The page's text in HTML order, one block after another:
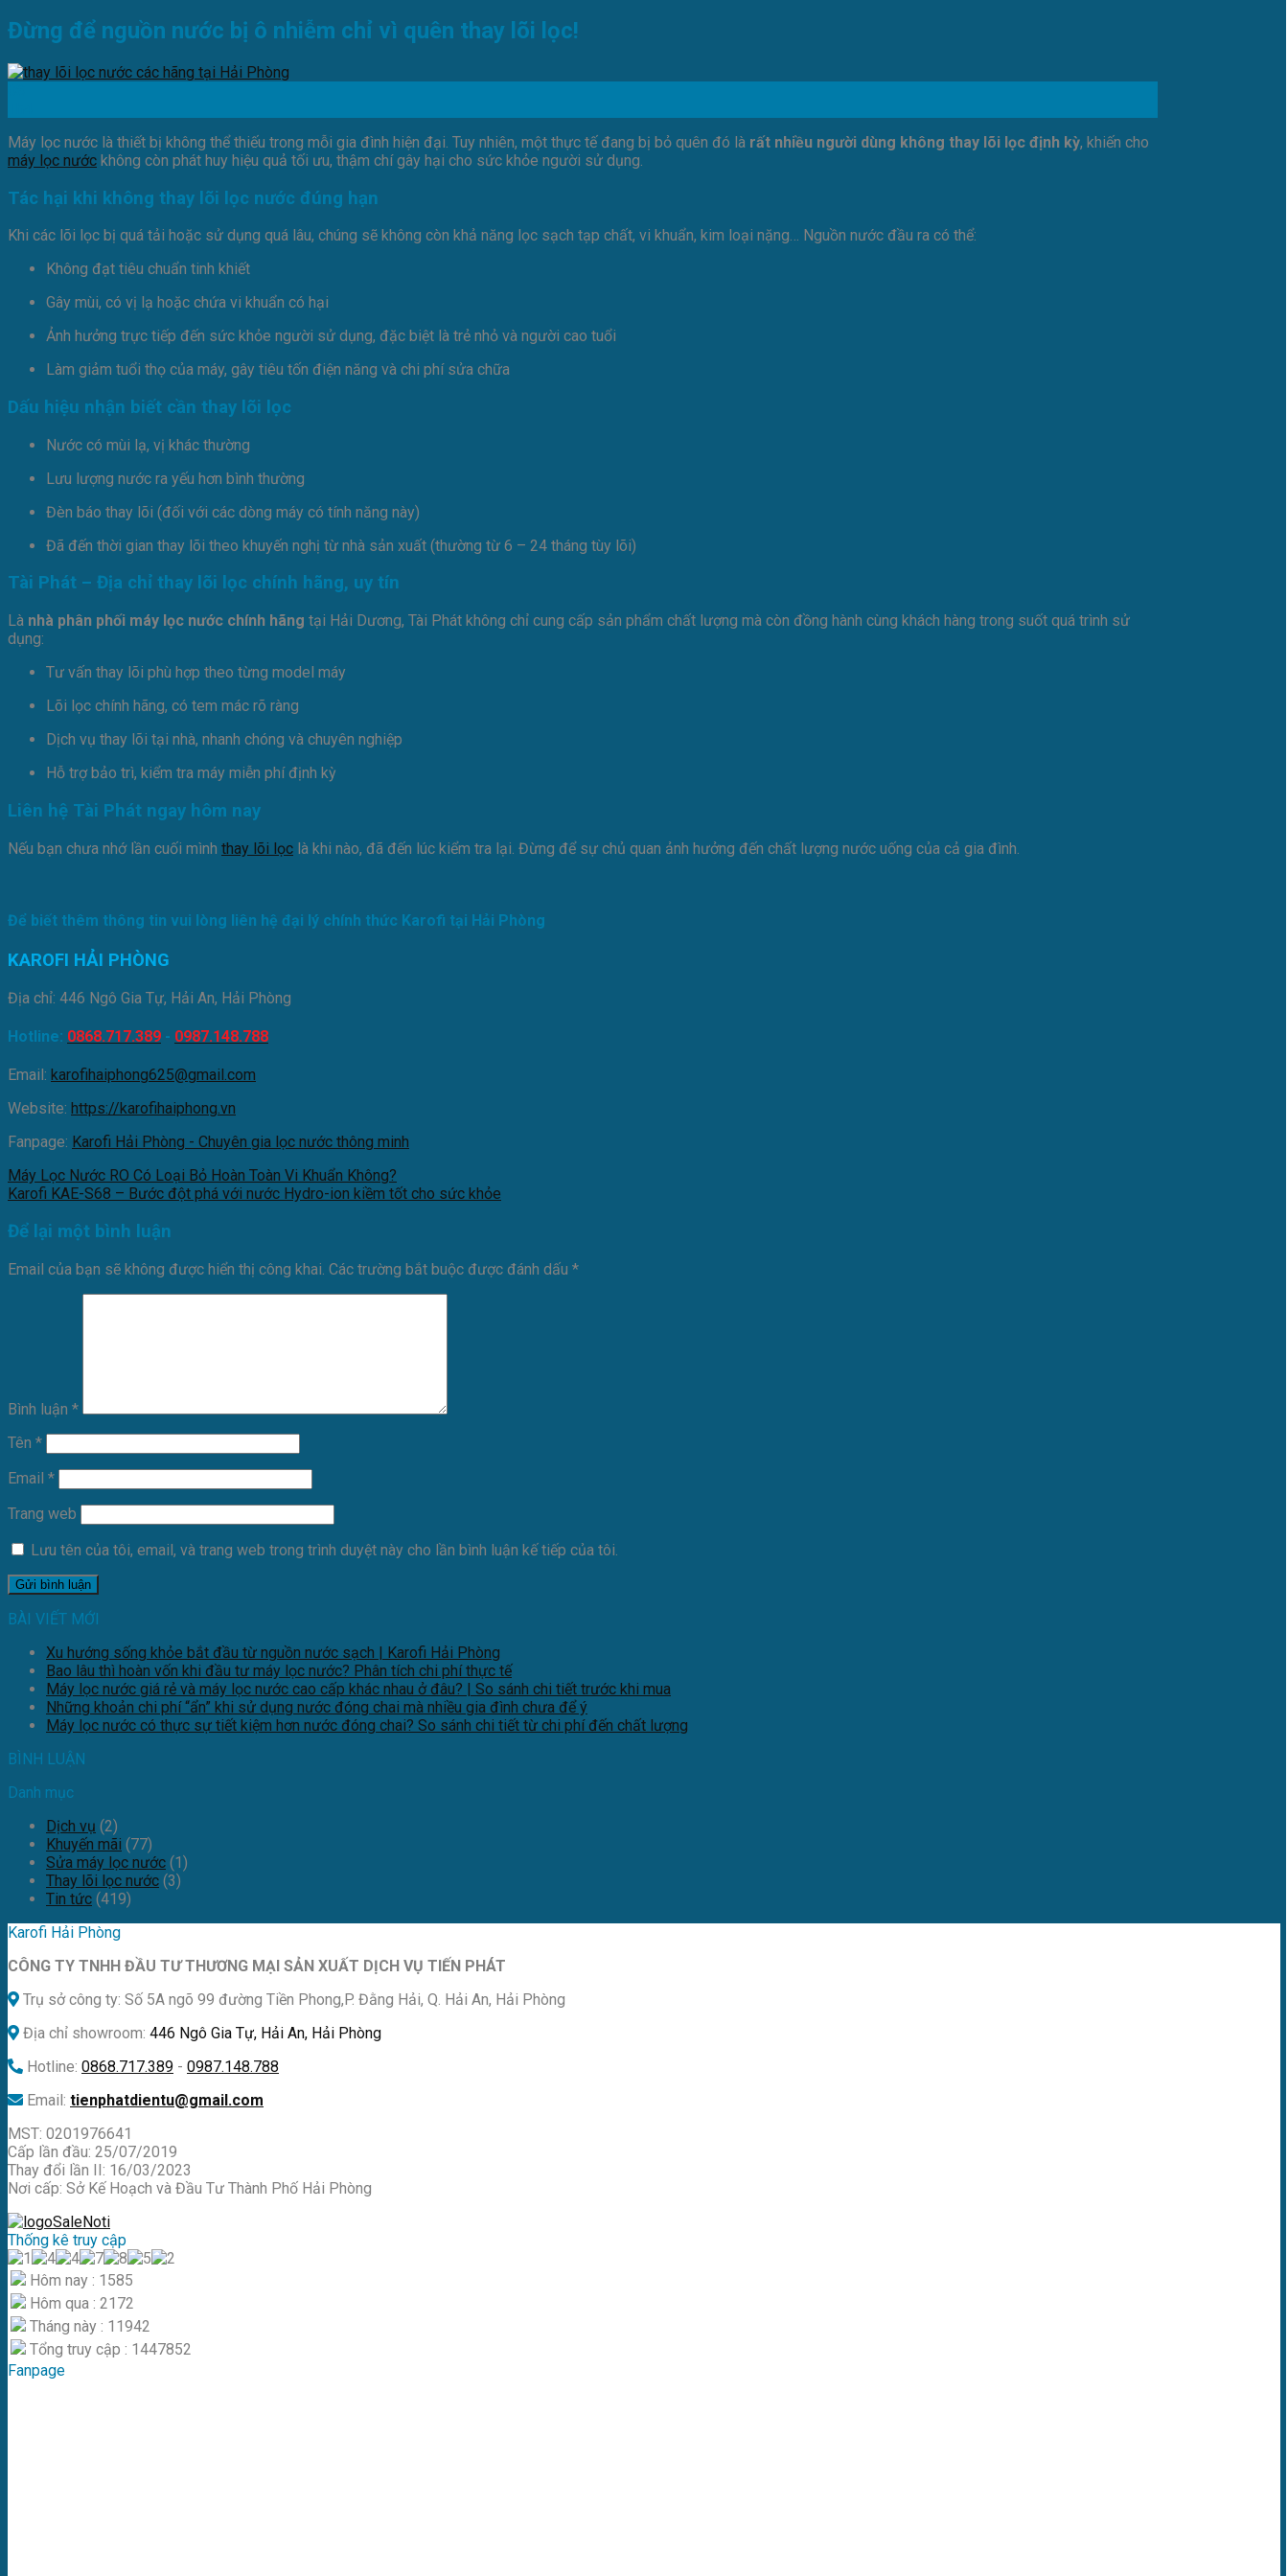
Đừng để nguồn nước bị ô nhiễm chỉ vì quên thay lõi lọc!
Máy lọc nước là thiết bị không thể thiếu trong mỗi gia đình hiện đại. Tuy nhiên, một thực tế đang bị bỏ quên đó là rất nhiều người dùng không thay lõi lọc định kỳ, khiến cho
máy lọc nước không còn phát huy hiệu quả tối ưu, thậm chí gây hại cho sức khỏe người sử dụng.
Tác hại khi không thay lõi lọc nước đúng hạn
Khi các lõi lọc bị quá tải hoặc sử dụng quá lâu, chúng sẽ không còn khả năng lọc sạch tạp chất, vi khuẩn, kim loại nặng… Nguồn nước đầu ra có thể:
Không đạt tiêu chuẩn tinh khiết
Gây mùi, có vị lạ hoặc chứa vi khuẩn có hại
Ảnh hưởng trực tiếp đến sức khỏe người sử dụng, đặc biệt là trẻ nhỏ và người cao tuổi
Làm giảm tuổi thọ của máy, gây tiêu tốn điện năng và chi phí sửa chữa
Dấu hiệu nhận biết cần thay lõi lọc
Nước có mùi lạ, vị khác thường
Lưu lượng nước ra yếu hơn bình thường
Đèn báo thay lõi (đối với các dòng máy có tính năng này)
Đã đến thời gian thay lõi theo khuyến nghị từ nhà sản xuất (thường từ 6 – 24 tháng tùy lõi)
Tài Phát – Địa chỉ thay lõi lọc chính hãng, uy tín
Là nhà phân phối máy lọc nước chính hãng tại Hải Dương, Tài Phát không chỉ cung cấp sản phẩm chất lượng mà còn đồng hành cùng khách hàng trong suốt quá trình sử
dụng:
Tư vấn thay lõi phù hợp theo từng model máy
Lõi lọc chính hãng, có tem mác rõ ràng
Dịch vụ thay lõi tại nhà, nhanh chóng và chuyên nghiệp
Hỗ trợ bảo trì, kiểm tra máy miễn phí định kỳ
Liên hệ Tài Phát ngay hôm nay
Nếu bạn chưa nhớ lần cuối mình thay lõi lọc là khi nào, đã đến lúc kiểm tra lại. Đừng để sự chủ quan ảnh hưởng đến chất lượng nước uống của cả gia đình.
Để biết thêm thông tin vui lòng liên hệ đại lý chính thức Karofi tại Hải Phòng
KAROFI HẢI PHÒNG
Địa chỉ: 446 Ngô Gia Tự, Hải An, Hải Phòng
Hotline: 0868.717.389 - 0987.148.788
Email: karofihaiphong625@gmail.com
Website: https://karofihaiphong.vn
Fanpage: Karofi Hải Phòng - Chuyên gia lọc nước thông minh
Máy Lọc Nước RO Có Loại Bỏ Hoàn Toàn Vi Khuẩn Không?
Karofi KAE-S68 – Bước đột phá với nước Hydro-ion kiềm tốt cho sức khỏe
Để lại một bình luận
Email của bạn sẽ không được hiển thị công khai. Các trường bắt buộc được đánh dấu *
Bình luận *
Tên *
Email *
Trang web
Lưu tên của tôi, email, và trang web trong trình duyệt này cho lần bình luận kế tiếp của tôi.
BÀI VIẾT MỚI
Xu hướng sống khỏe bắt đầu từ nguồn nước sạch | Karofi Hải Phòng
Bao lâu thì hoàn vốn khi đầu tư máy lọc nước? Phân tích chi phí thực tế
Máy lọc nước giá rẻ và máy lọc nước cao cấp khác nhau ở đâu? | So sánh chi tiết trước khi mua
Những khoản chi phí “ẩn” khi sử dụng nước đóng chai mà nhiều gia đình chưa để ý
Máy lọc nước có thực sự tiết kiệm hơn nước đóng chai? So sánh chi tiết từ chi phí đến chất lượng
BÌNH LUẬN
Danh mục
Dịch vụ (2)
Khuyến mãi (77)
Sửa máy lọc nước (1)
Thay lõi lọc nước (3)
Tin tức (419)
Karofi Hải Phòng
CÔNG TY TNHH ĐẦU TƯ THƯƠNG MẠI SẢN XUẤT DỊCH VỤ TIẾN PHÁT
Trụ sở công ty: Số 5A ngõ 99 đường Tiền Phong,P. Đằng Hải, Q. Hải An, Hải Phòng
Địa chỉ showroom: 446 Ngô Gia Tự, Hải An, Hải Phòng
Hotline: 0868.717.389 - 0987.148.788
Email: tienphatdientu@gmail.com
MST: 0201976641
Cấp lần đầu: 25/07/2019
Thay đổi lần II: 16/03/2023
Nơi cấp: Sở Kế Hoạch và Đầu Tư Thành Phố Hải Phòng
Thống kê truy cập
Hôm nay : 1585
Hôm qua : 2172
Tháng này : 11942
Tổng truy cập : 1447852
Fanpage